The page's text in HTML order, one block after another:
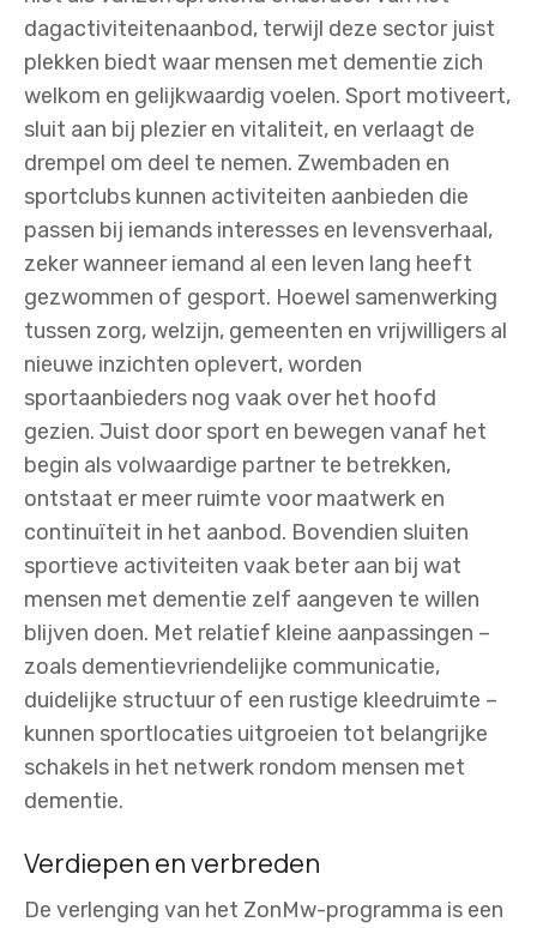
dagactiviteitenaanbod, terwijl deze sector juist
plekken biedt waar mensen met dementie zich
welkom en gelijkwaardig voelen. Sport motiveert,
sluit aan bij plezier en vitaliteit, en verlaagt de
drempel om deel te nemen. Zwembaden en
sportclubs kunnen activiteiten aanbieden die
passen bij iemands interesses en levensverhaal,
zeker wanneer iemand al een leven lang heeft
gezwommen of gesport. Hoewel samenwerking
tussen zorg, welzijn, gemeenten en vrijwilligers al
nieuwe inzichten oplevert, worden
sportaanbieders nog vaak over het hoofd
gezien. Juist door sport en bewegen vanaf het
begin als volwaardige partner te betrekken,
ontstaat er meer ruimte voor maatwerk en
continuïteit in het aanbod. Bovendien sluiten
sportieve activiteiten vaak beter aan bij wat
mensen met dementie zelf aangeven te willen
blijven doen. Met relatief kleine aanpassingen –
zoals dementievriendelijke communicatie,
duidelijke structuur of een rustige kleedruimte –
kunnen sportlocaties uitgroeien tot belangrijke
schakels in het netwerk rondom mensen met
dementie.
Verdiepen en verbreden
De verlenging van het ZonMw-programma is een